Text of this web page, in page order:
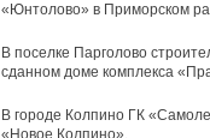
«Юнтолово» в Приморском
В поселке Парголово
сданном доме комплекса
В городе Колпино ГК
«Новое Колпино».